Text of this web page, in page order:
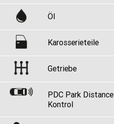
Öl
Karosserieteile
Getriebe
PDC Park Distance
Kontrol